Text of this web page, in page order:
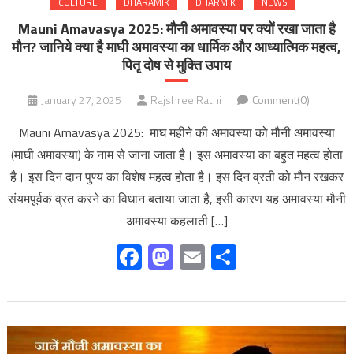
Mauni Amavasya 2025: मौनी अमावस्या पर क्यों रखा जाता है
मौन? जानिये क्या है माघी अमावस्या का धार्मिक और आध्यात्मिक महत्व,
पितृ दोष से मुक्ति उपाय
January 27, 2025 Rajshree Rathi Comment(0)
Mauni Amavasya 2025: माघ महीने की अमावस्या को मौनी अमावस्या
(माघी अमावस्या) के नाम से जाना जाता है। इस अमावस्या का बहुत महत्व होता
है। इस दिन दान पुण्य का विशेष महत्व होता है। इस दिन व्रती को मौन रखकर
संयमपूर्वक व्रत करने का विधान बताया जाता है, इसी कारण यह अमावस्या मौनी
अमावस्या कहलाती […]
Facebook
Mastodon
Email